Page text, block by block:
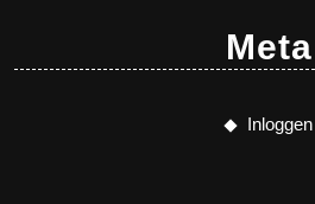
Meta
Inloggen